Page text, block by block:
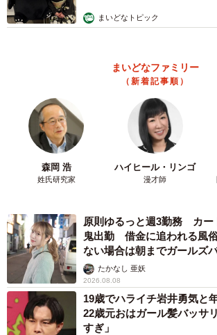
場合は約5000円〜8000円程度になります。
パイト目的でショートステイを利用した
ょう。ケアマネジャーが施設の空き状況
入れます。特に連休前後は混み合うため
すすめです。
また、初めて利用する施設の場合、事前
施設との契約が必要となることにも注意
介護者の休息も「ケアプラン」に
多くの介護者がレスパイトの利用をため
面よりも「心理的障壁」にあるのではな
「親を施設に預けて自分だけ楽をするな
悪感です。
まいどなトピック
まいどなファミリー
（新着記事順）
森岡 浩
姓氏研究家
ハイヒール・リンゴ
漫才師
原則ゆるっと週3勤務 カー
鬼出勤 借金に追われる風
ない場合は朝までガールズ
ストに取材】
たかなし 亜妖
2026.08.08
19歳でハライチ岩井勇気と
22歳元おはガール髪バッサ
すぎ」